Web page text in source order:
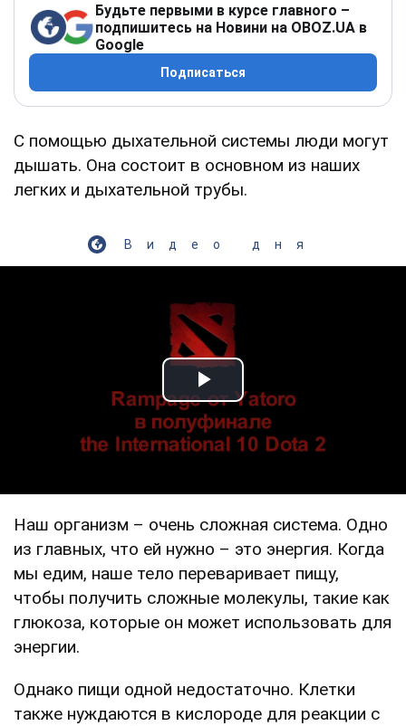
Будьте первыми в курсе главного –
подпишитесь на Новини на OBOZ.UA в
Google
Подписаться
С помощью дыхательной системы люди могут
дышать. Она состоит в основном из наших
легких и дыхательной трубы.
Видео дня
Play Video
Наш организм – очень сложная система. Одно
из главных, что ей нужно – это энергия. Когда
мы едим, наше тело переваривает пищу,
чтобы получить сложные молекулы, такие как
глюкоза, которые он может использовать для
энергии.
Однако пищи одной недостаточно. Клетки
также нуждаются в кислороде для реакции с